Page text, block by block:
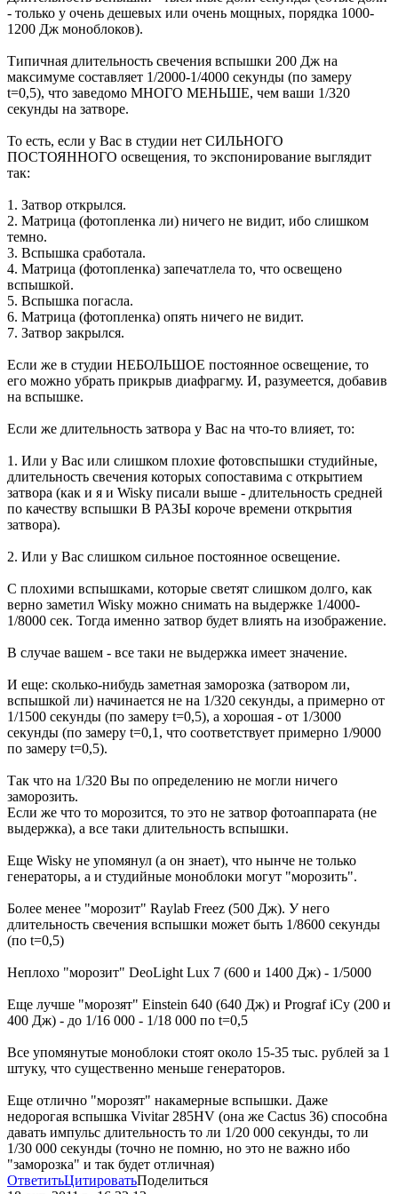
- только у очень дешевых или очень мощных, порядка 1000-
1200 Дж моноблоков).
Типичная длительность свечения вспышки 200 Дж на
максимуме составляет 1/2000-1/4000 секунды (по замеру
t=0,5), что заведомо МНОГО МЕНЬШЕ, чем ваши 1/320
секунды на затворе.
То есть, если у Вас в студии нет СИЛЬНОГО
ПОСТОЯННОГО освещения, то экспонирование выглядит
так:
1. Затвор открылся.
2. Матрица (фотопленка ли) ничего не видит, ибо слишком
темно.
3. Вспышка сработала.
4. Матрица (фотопленка) запечатлела то, что освещено
вспышкой.
5. Вспышка погасла.
6. Матрица (фотопленка) опять ничего не видит.
7. Затвор закрылся.
Если же в студии НЕБОЛЬШОЕ постоянное освещение, то
его можно убрать прикрыв диафрагму. И, разумеется, добавив
на вспышке.
Если же длительность затвора у Вас на что-то влияет, то:
1. Или у Вас или слишком плохие фотовспышки студийные,
длительность свечения которых сопоставима с открытием
затвора (как и я и Wisky писали выше - длительность средней
по качеству вспышки В РАЗЫ короче времени открытия
затвора).
2. Или у Вас слишком сильное постоянное освещение.
С плохими вспышками, которые светят слишком долго, как
верно заметил Wisky можно снимать на выдержке 1/4000-
1/8000 сек. Тогда именно затвор будет влиять на изображение.
В случае вашем - все таки не выдержка имеет значение.
И еще: сколько-нибудь заметная заморозка (затвором ли,
вспышкой ли) начинается не на 1/320 секунды, а примерно от
1/1500 секунды (по замеру t=0,5), а хорошая - от 1/3000
секунды (по замеру t=0,1, что соответствует примерно 1/9000
по замеру t=0,5).
Так что на 1/320 Вы по определению не могли ничего
заморозить.
Если же что то морозится, то это не затвор фотоаппарата (не
выдержка), а все таки длительность вспышки.
Еще Wisky не упомянул (а он знает), что нынче не только
генераторы, а и студийные моноблоки могут "морозить".
Более менее "морозит" Raylab Freez (500 Дж). У него
длительность свечения вспышки может быть 1/8600 секунды
(по t=0,5)
Неплохо "морозит" DeoLight Lux 7 (600 и 1400 Дж) - 1/5000
Еще лучше "морозят" Einstein 640 (640 Дж) и Prograf iCy (200 и
400 Дж) - до 1/16 000 - 1/18 000 по t=0,5
Все упомянутые моноблоки стоят около 15-35 тыс. рублей за 1
штуку, что существенно меньше генераторов.
Еще отлично "морозят" накамерные вспышки. Даже
недорогая вспышка Vivitar 285HV (она же Cactus 36) способна
давать импульс длительность то ли 1/20 000 секунды, то ли
1/30 000 секунды (точно не помню, но это не важно ибо
"заморозка" и так будет отличная)
ОтветитьЦитироватьПоделиться